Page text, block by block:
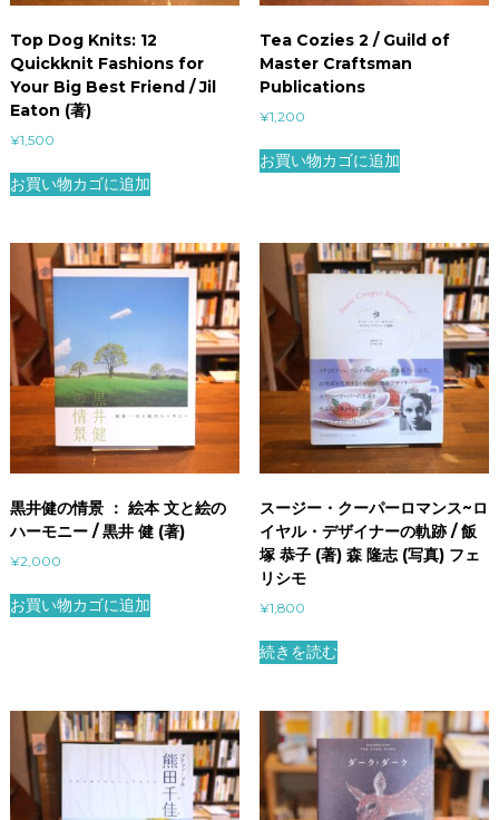
Top Dog Knits: 12
Quickknit Fashions for
Your Big Best Friend / Jil
Eaton (著)
¥1,500
お買い物カゴに追加
Tea Cozies 2 / Guild of
Master Craftsman
Publications
¥1,200
お買い物カゴに追加
黒井健の情景 ： 絵本 文と絵の
ハーモニー / 黒井 健 (著)
¥2,000
お買い物カゴに追加
スージー・クーパーロマンス~ロ
イヤル・デザイナーの軌跡 / 飯
塚 恭子 (著) 森 隆志 (写真) フェ
リシモ
¥1,800
続きを読む